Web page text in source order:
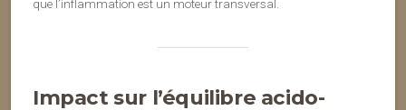
que l’inflammation est un moteur transversal.
Impact sur l’équilibre acido-